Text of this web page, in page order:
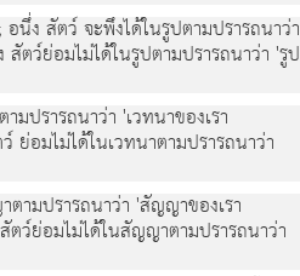
ง สัตว จะพึงไดในรูปตามปรารถนาวา
ยอมไมไดในรูปตามปรารถนาวา 'รูป
มปรารถนาวา 'เวทนาของเรา
อมไมไดในเวทนาตามปรารถนาวา
ามปรารถนาวา 'สัญญาของเรา
ยอมไมไดในสัญญาตามปรารถนาวา